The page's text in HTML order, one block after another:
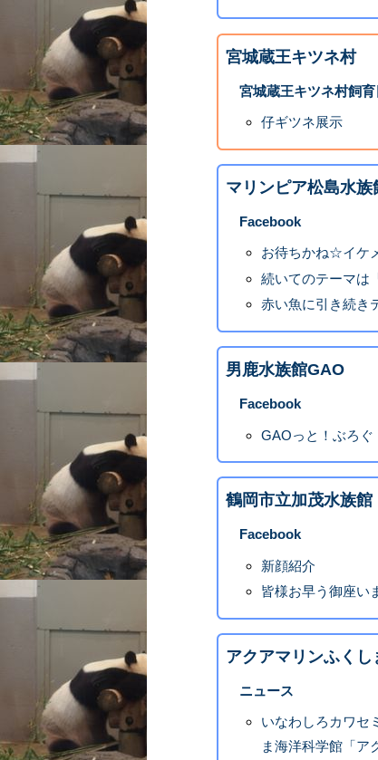
宮城蔵王キツネ村
宮城蔵王キツネ村飼
仔ギツネ展示
マリンピア松島水族
Facebook
お待ちかね☆イケ
続いてのテーマは
赤い魚に引き続き
男鹿水族館GAO
Facebook
GAOっと！ぶろ
鶴岡市立加茂水族館
Facebook
新顔紹介
皆様お早う御座い
アクアマリンふくし
ニュース
いなわしろカワセ
ま海洋科学館「ア